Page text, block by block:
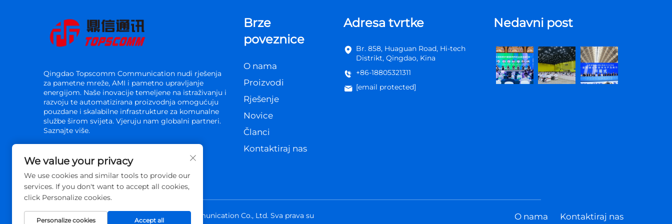
Qingdao Topscomm Communication nudi rješenja
za pametne mreže, AMI i pametno upravljanje
energijom. Naše inovacije temeljene na istraživanju i
razvoju te automatizirana proizvodnja omogućuju
pouzdane i skalabilne infrastrukture za komunalne
službe širom svijeta. Vjeruju nam globalni partneri.
Saznajte više.
Brze
poveznice
O nama
Proizvodi
Rješenje
Novice
Članci
Kontaktiraj nas
Adresa tvrtke
Br. 858, Huaguan Road, Hi-tech
Distrikt, Qingdao, Kina
+86-18805321311
[email protected]
Nedavni post
Copyright © 2026 Qingdao Topscomm Communication Co., Ltd. Sva prava su
O nama Kontaktiraj nas
We value your privacy
We use cookies and similar tools to provide our
services. If you don't want to accept all cookies,
click Personalize cookies.
Personalize cookies Accept all